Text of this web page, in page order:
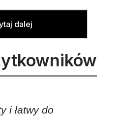
dalej
i łatwy do